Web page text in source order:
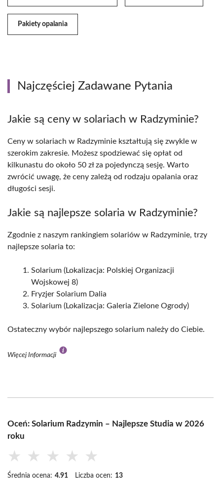
Pakiety opalania
Najczęściej Zadawane Pytania
Jakie są ceny w solariach w Radzyminie?
Ceny w solariach w Radzyminie kształtują się zwykle w
szerokim zakresie. Możesz spodziewać się opłat od
kilkunastu do około 50 zł za pojedynczą sesję. Warto
zwrócić uwagę, że ceny zależą od rodzaju opalania oraz
długości sesji.
Jakie są najlepsze solaria w Radzyminie?
Zgodnie z naszym rankingiem solariów w Radzyminie, trzy
najlepsze solaria to:
Solarium (Lokalizacja: Polskiej Organizacji
Wojskowej 8)
Fryzjer Solarium Dalia
Solarium (Lokalizacja: Galeria Zielone Ogrody)
Ostateczny wybór najlepszego solarium należy do Ciebie.
Więcej Informacji
Oceń: Solarium Radzymin – Najlepsze Studia w 2026
roku
★ ★ ★ ★ ★
Średnia ocena: 4.91 Liczba ocen: 13